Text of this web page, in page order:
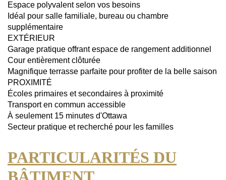
Espace polyvalent selon vos besoins
Idéal pour salle familiale, bureau ou chambre
supplémentaire
EXTÉRIEUR
Garage pratique offrant espace de rangement additionnel
Cour entièrement clôturée
Magnifique terrasse parfaite pour profiter de la belle saison
PROXIMITÉ
Écoles primaires et secondaires à proximité
Transport en commun accessible
À seulement 15 minutes d'Ottawa
Secteur pratique et recherché pour les familles
PARTICULARITÉS DU